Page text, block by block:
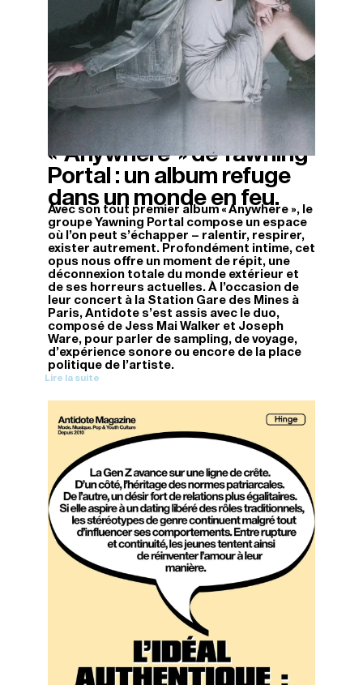
« Anywhere » de Yawning
Portal : un album refuge
dans un monde en feu.
Avec son tout premier album « Anywhere », le
groupe Yawning Portal compose un espace
où l’on peut s’échapper – ralentir, respirer,
exister autrement. Profondément intime, cet
opus nous offre un moment de répit, une
déconnexion totale du monde extérieur et
de ses horreurs actuelles. À l’occasion de
leur concert à la Station Gare des Mines à
Paris, Antidote s’est assis avec le duo,
composé de Jess Mai Walker et Joseph
Ware, pour parler de sampling, de voyage,
d’expérience sonore ou encore de la place
politique de l’artiste.
Lire la suite